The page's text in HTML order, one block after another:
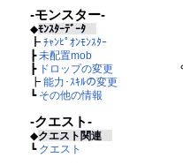
-モンスター-
◆ﾓﾝｽﾀｰﾃﾞｰﾀ
┣ ﾁｬﾝﾋﾟｵﾝﾓﾝｽﾀｰ
┣未配置mob
┣ ドロップの変更
┣ 能力･ｽｷﾙの変更
┗ その他の情報
-クエスト-
◆クエスト関連
┗ クエスト